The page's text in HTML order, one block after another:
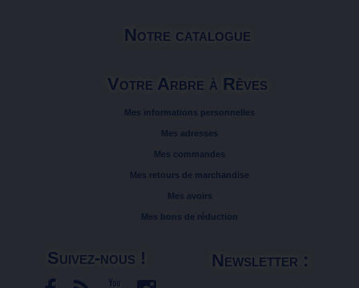
Notre catalogue
Votre Arbre à Rêves
Mes informations personnelles
Mes adresses
Mes commandes
Mes retours de marchandise
Mes avoirs
Mes bons de réduction
Suivez-nous ! Newsletter :